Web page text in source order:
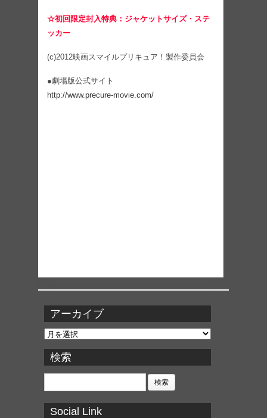
☆初回限定封入特典：ジャケットサイズ・ステ
ッカー
(c)2012映画スマイルプリキュア！製作委員会
●劇場版公式サイト
http://www.precure-movie.com/
アーカイブ
ア
カ
イ
ブ
検索
検
Social Link